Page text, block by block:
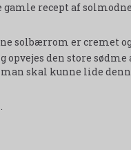
recept af
solbærrom er cremet
opvejes den store
skal kunne lide